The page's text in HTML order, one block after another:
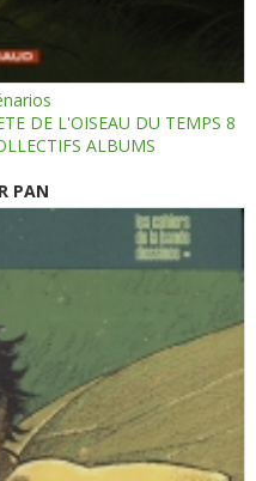
DE L'OISEAU DU TEMPS 8
ALBUMS
PAN